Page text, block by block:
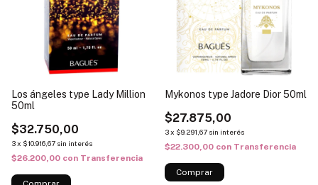
Los ángeles type Lady Million
50ml
$32.750,00
3x $10.916,67 sin interés
$26.200,00 con Transferencia
Mykonos type Jadore Dior 50ml
$27.875,00
3x $9.291,67 sin interés
$22.300,00 con Transferencia